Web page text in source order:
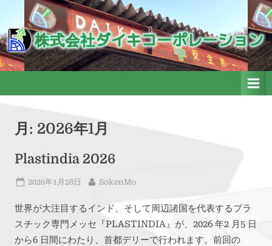
content
株式会社ダイキコーポレーシ
ョン
株式会社ダイキコーポレーション
月: 2026年1月
Plastindia 2026
Posted
2026年1月28日 By
SokenMo
世界が大注目するインド、そして周辺諸国を代表するプラ
スチック専門メッセ『PLASTINDIA』が、2026 年2 月5 日
から6 日間にわたり、首都デリーで行われます。前回の